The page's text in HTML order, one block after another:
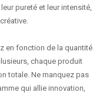
pureté et leur intensité,
en fonction de la quantité
chaque produit
totale. Ne manquez pas
qui allie innovation,